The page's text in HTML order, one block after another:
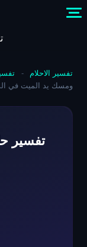
تفسير الاحلام -
ومسك يد الميت في
تفسير